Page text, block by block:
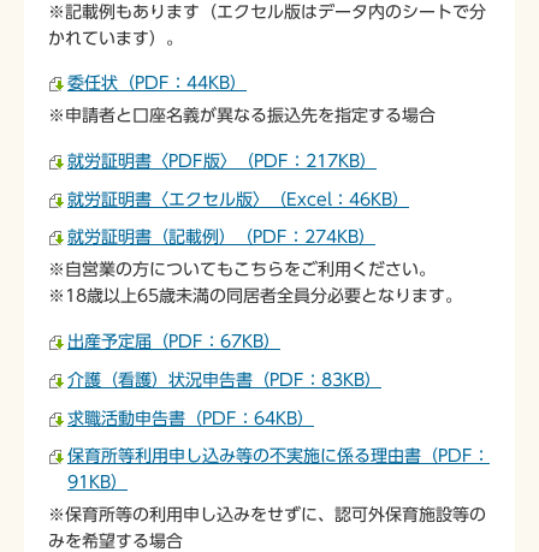
※記載例もあります（エクセル版はデータ内のシートで分
かれています）。
委任状（PDF：44KB）
※申請者と口座名義が異なる振込先を指定する場合
就労証明書〈PDF版〉（PDF：217KB）
就労証明書〈エクセル版〉（Excel：46KB）
就労証明書（記載例）（PDF：274KB）
※自営業の方についてもこちらをご利用ください。
※18歳以上65歳未満の同居者全員分必要となります。
出産予定届（PDF：67KB）
介護（看護）状況申告書（PDF：83KB）
求職活動申告書（PDF：64KB）
保育所等利用申し込み等の不実施に係る理由書（PDF：
91KB）
※保育所等の利用申し込みをせずに、認可外保育施設等の
みを希望する場合